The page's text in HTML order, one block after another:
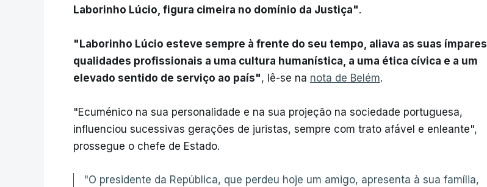
Laborinho Lúcio, figura cimeira no domínio da Justiça".
"Laborinho Lúcio esteve sempre à frente do seu tempo, aliava as suas ímpares
qualidades profissionais a uma cultura humanística, a uma ética cívica e a um
elevado sentido de serviço ao país", lê-se na nota de Belém.
"Ecuménico na sua personalidade e na sua projeção na sociedade portuguesa,
influenciou sucessivas gerações de juristas, sempre com trato afável e enleante",
prossegue o chefe de Estado.
"O presidente da República, que perdeu hoje um amigo, apresenta à sua família,